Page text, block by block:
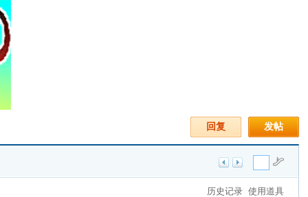
发帖
回复
历史记录 使用道具